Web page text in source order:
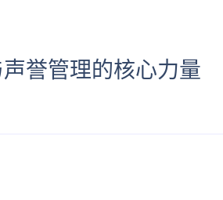
誉管理的核心力量